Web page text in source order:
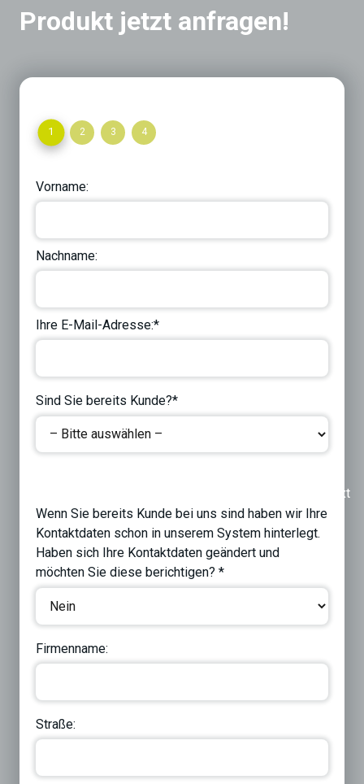
Produkt jetzt anfragen!
1 2 3 4
Vorname:
Nachname:
Ihre E-Mail-Adresse:*
Sind Sie bereits Kunde?*
Next
Wenn Sie bereits Kunde bei uns sind haben wir Ihre
Kontaktdaten schon in unserem System hinterlegt.
Haben sich Ihre Kontaktdaten geändert und
möchten Sie diese berichtigen? *
Firmenname:
Straße: